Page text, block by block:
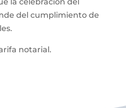
del cumplimiento de
notarial.